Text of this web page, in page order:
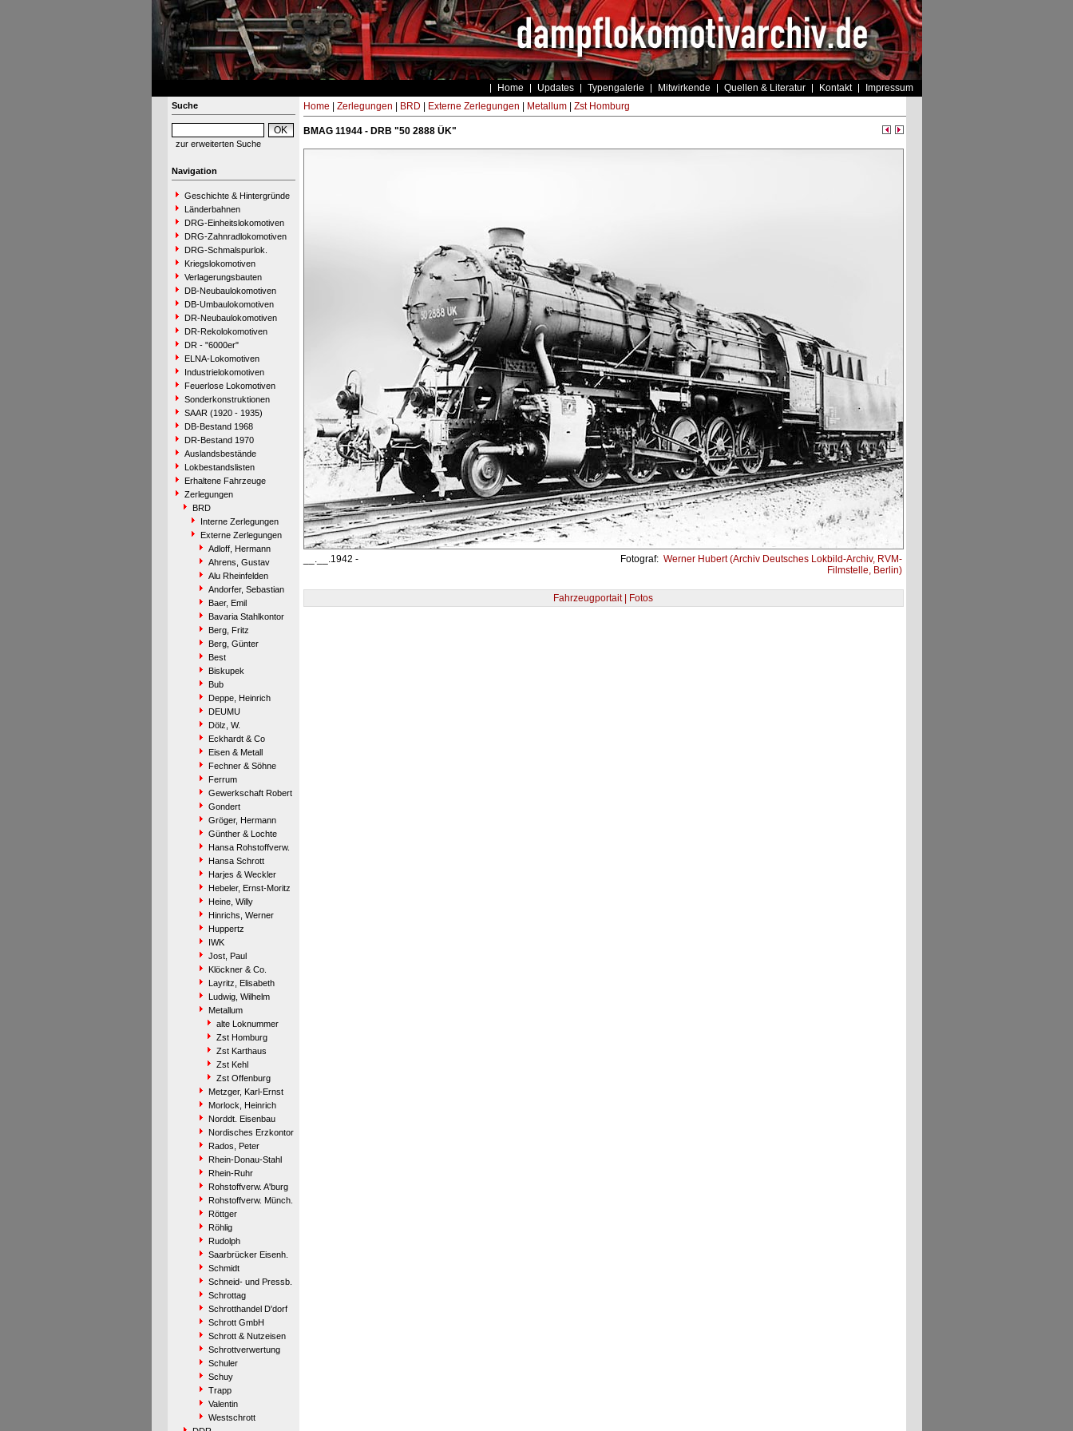
Home Updates Typengalerie Mitwirkende Quellen & Literatur Kontakt Impressum
Suche
zur erweiterten Suche
Navigation
Geschichte & Hintergründe
Länderbahnen
DRG-Einheitslokomotiven
DRG-Zahnradlokomotiven
DRG-Schmalspurlok.
Kriegslokomotiven
Verlagerungsbauten
DB-Neubaulokomotiven
DB-Umbaulokomotiven
DR-Neubaulokomotiven
DR-Rekolokomotiven
DR - "6000er"
ELNA-Lokomotiven
Industrielokomotiven
Feuerlose Lokomotiven
Sonderkonstruktionen
SAAR (1920 - 1935)
DB-Bestand 1968
DR-Bestand 1970
Auslandsbestände
Lokbestandslisten
Erhaltene Fahrzeuge
Zerlegungen
BRD
Interne Zerlegungen
Externe Zerlegungen
Adloff, Hermann
Ahrens, Gustav
Alu Rheinfelden
Andorfer, Sebastian
Baer, Emil
Bavaria Stahlkontor
Berg, Fritz
Berg, Günter
Best
Biskupek
Bub
Deppe, Heinrich
DEUMU
Dölz, W.
Eckhardt & Co
Eisen & Metall
Fechner & Söhne
Ferrum
Gewerkschaft Robert
Gondert
Gröger, Hermann
Günther & Lochte
Hansa Rohstoffverw.
Hansa Schrott
Harjes & Weckler
Hebeler, Ernst-Moritz
Heine, Willy
Hinrichs, Werner
Huppertz
IWK
Jost, Paul
Klöckner & Co.
Layritz, Elisabeth
Ludwig, Wilhelm
Metallum
alte Loknummer
Zst Homburg
Zst Karthaus
Zst Kehl
Zst Offenburg
Metzger, Karl-Ernst
Morlock, Heinrich
Norddt. Eisenbau
Nordisches Erzkontor
Rados, Peter
Rhein-Donau-Stahl
Rhein-Ruhr
Rohstoffverw. A'burg
Rohstoffverw. Münch.
Röttger
Röhlig
Rudolph
Saarbrücker Eisenh.
Schmidt
Schneid- und Pressb.
Schrottag
Schrotthandel D'dorf
Schrott GmbH
Schrott & Nutzeisen
Schrottverwertung
Schuler
Schuy
Trapp
Valentin
Westschrott
Home Zerlegungen BRD Externe Zerlegungen Metallum| Zst Homburg
BMAG 11944 - DRB "50 2888 ÜK"
__.__.1942 - Fotograf: Werner Hubert (Archiv Deutsches Lokbild-Archiv, RVM-
Filmstelle, Berlin)
Fahrzeugportait | Fotos